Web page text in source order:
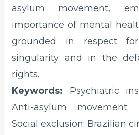
asylum movement,
importance of mental
grounded in respect
singularity and in the
rights.
Keywords: Psychiatric
Anti-asylum movement;
Social exclusion; Brazilian